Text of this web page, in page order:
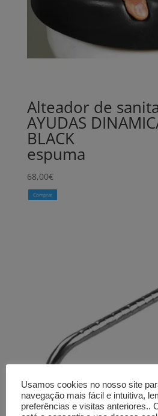
Alteador de
AYUDAS
BLACK
espuma
68,00€
Comprar
Usamos cookies no nosso site
navegação mais fácil e intuitiva,
preferências e visitas anteriores..